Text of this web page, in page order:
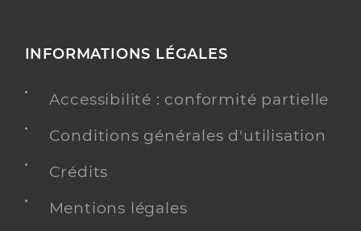
INFORMATIONS LÉGALES
Accessibilité : conformité partielle
Conditions générales d'utilisation
Crédits
Mentions légales